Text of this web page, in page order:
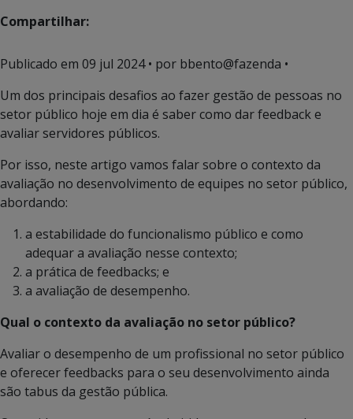
Compartilhar:
Publicado em 09 jul 2024• por bbento@fazenda •
Um dos principais desafios ao fazer gestão de pessoas no
setor público hoje em dia é saber como dar feedback e
avaliar servidores públicos.
Por isso, neste artigo vamos falar sobre o contexto da
avaliação no desenvolvimento de equipes no setor público,
abordando:
a estabilidade do funcionalismo público e como
adequar a avaliação nesse contexto;
a prática de feedbacks; e
a avaliação de desempenho.
Qual o contexto da avaliação no setor público?
Avaliar o desempenho de um profissional no setor público
e oferecer feedbacks para o seu desenvolvimento ainda
são tabus da gestão pública.